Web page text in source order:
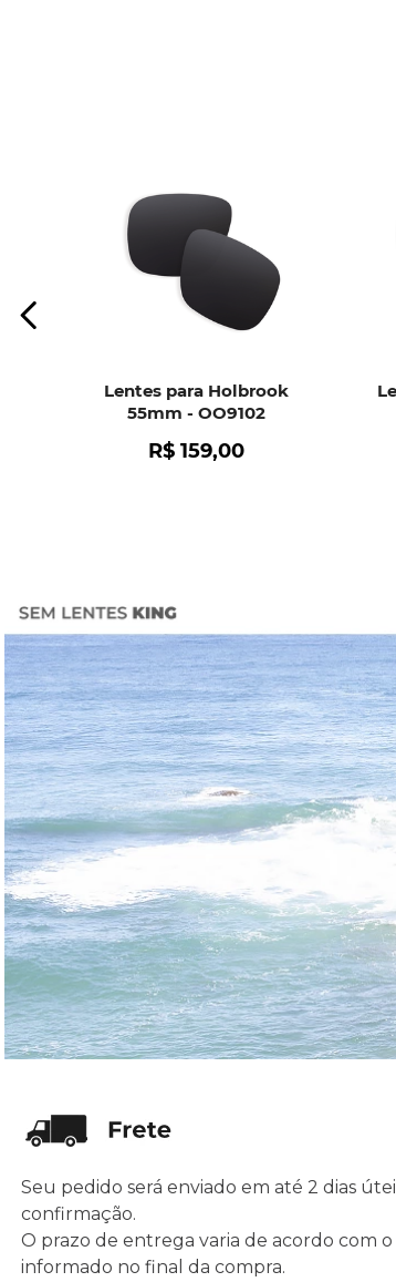
Lentes para Holbrook
55mm - OO9102
R$ 159,00
Seu pedido será enviado em até 2 dias
confirmação.
O prazo de entrega varia de acordo com o
informado no final da compra.